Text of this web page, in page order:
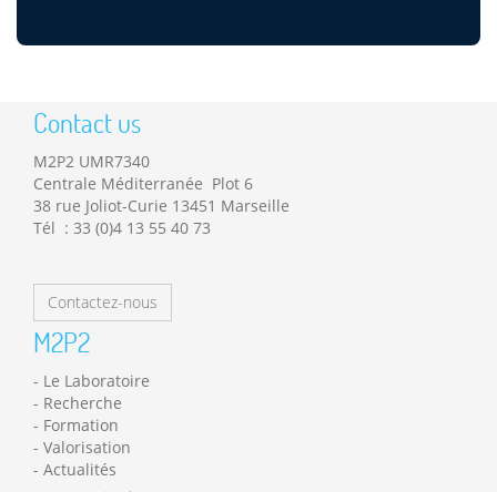
Contact us
M2P2 UMR7340
Centrale Méditerranée Plot 6
38 rue Joliot-Curie 13451 Marseille
Tél : 33 (0)4 13 55 40 73
Contactez-nous
M2P2
Le Laboratoire
Recherche
Formation
Valorisation
Actualités